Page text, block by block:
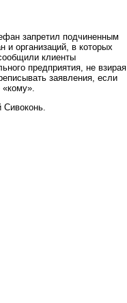
запретил подчиненным
и организаций, в которых
клиенты
предприятия, не взирая
заявления, если
Сивоконь.